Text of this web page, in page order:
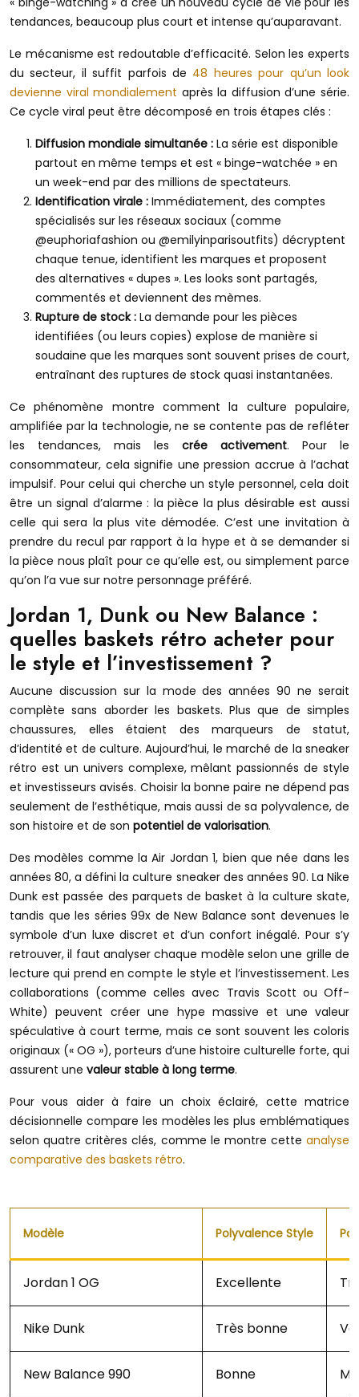
tendances, beaucoup plus court et intense qu’auparavant.
Le mécanisme est redoutable d’efficacité. Selon les experts
du secteur, il suffit parfois de 48 heures pour qu’un look
devienne viral mondialement après la diffusion d’une série.
Ce cycle viral peut être décomposé en trois étapes clés :
Diffusion mondiale simultanée : La série est disponible
partout en même temps et est « binge-watchée » en
un week-end par des millions de spectateurs.
Identification virale : Immédiatement, des comptes
spécialisés sur les réseaux sociaux (comme
@euphoriafashion ou @emilyinparisoutfits) décryptent
chaque tenue, identifient les marques et proposent
des alternatives « dupes ». Les looks sont partagés,
commentés et deviennent des mèmes.
Rupture de stock : La demande pour les pièces
identifiées (ou leurs copies) explose de manière si
soudaine que les marques sont souvent prises de court,
entraînant des ruptures de stock quasi instantanées.
Ce phénomène montre comment la culture populaire,
amplifiée par la technologie, ne se contente pas de refléter
les tendances, mais les crée activement. Pour le
consommateur, cela signifie une pression accrue à l’achat
impulsif. Pour celui qui cherche un style personnel, cela doit
être un signal d’alarme : la pièce la plus désirable est aussi
celle qui sera la plus vite démodée. C’est une invitation à
prendre du recul par rapport à la hype et à se demander si
la pièce nous plaît pour ce qu’elle est, ou simplement parce
qu’on l’a vue sur notre personnage préféré.
Jordan 1, Dunk ou New Balance :
quelles baskets rétro acheter pour
le style et l’investissement ?
Aucune discussion sur la mode des années 90 ne serait
complète sans aborder les baskets. Plus que de simples
chaussures, elles étaient des marqueurs de statut,
d’identité et de culture. Aujourd’hui, le marché de la sneaker
rétro est un univers complexe, mêlant passionnés de style
et investisseurs avisés. Choisir la bonne paire ne dépend pas
seulement de l’esthétique, mais aussi de sa polyvalence, de
son histoire et de son potentiel de valorisation.
Des modèles comme la Air Jordan 1, bien que née dans les
années 80, a défini la culture sneaker des années 90. La Nike
Dunk est passée des parquets de basket à la culture skate,
tandis que les séries 99x de New Balance sont devenues le
symbole d’un luxe discret et d’un confort inégalé. Pour s’y
retrouver, il faut analyser chaque modèle selon une grille de
lecture qui prend en compte le style et l’investissement. Les
collaborations (comme celles avec Travis Scott ou Off-
White) peuvent créer une hype massive et une valeur
spéculative à court terme, mais ce sont souvent les coloris
originaux (« OG »), porteurs d’une histoire culturelle forte, qui
assurent une valeur stable à long terme.
Pour vous aider à faire un choix éclairé, cette matrice
décisionnelle compare les modèles les plus emblématiques
selon quatre critères clés, comme le montre cette analyse
comparative des baskets rétro.
Modèle Polyvalence Style
Jordan 1 OG Excellente
Nike Dunk Très bonne
New Balance 990 Bonne